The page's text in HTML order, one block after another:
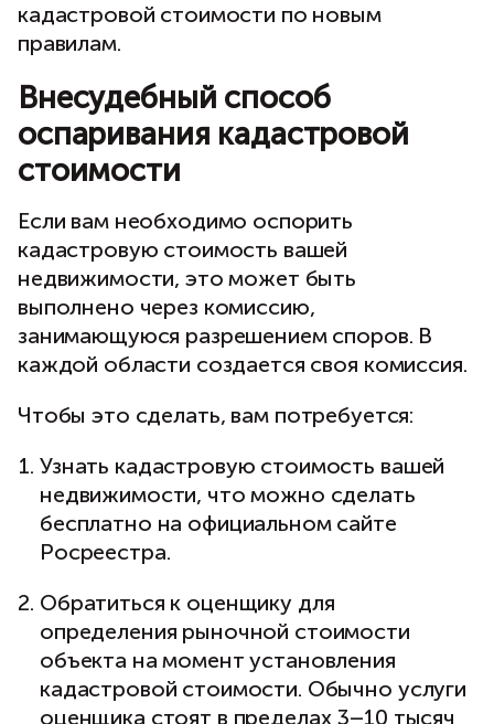
кадастровой стоимости по новым
правилам.
Внесудебный способ
оспаривания кадастровой
стоимости
Если вам необходимо оспорить
кадастровую стоимость вашей
недвижимости, это может быть
выполнено через комиссию,
занимающуюся разрешением споров. В
каждой области создается своя комиссия.
Чтобы это сделать, вам потребуется:
Узнать кадастровую стоимость вашей
недвижимости, что можно сделать
бесплатно на официальном сайте
Росреестра.
Обратиться к оценщику для
определения рыночной стоимости
объекта на момент установления
кадастровой стоимости. Обычно услуги
оценщика стоят в пределах 3–10 тысяч